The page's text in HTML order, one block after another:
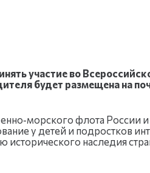
участие во
будет размещена на
флота России и
у детей и подростков
исторического наследия